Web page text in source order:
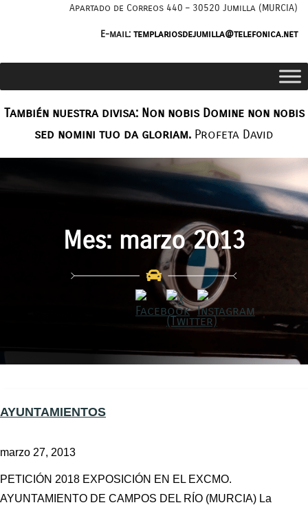
Apartado de Correos 440 – 30520 Jumilla (MURCIA)
E-mail: templariosdejumilla@telefonica.net
También nuestra divisa: Non nobis Domine non nobis
sed nomini tuo da gloriam. Profeta David
Mes: marzo 2013
AYUNTAMIENTOS
marzo 27, 2013
PETICIÓN 2018 EXPOSICIÓN EN EL EXCMO.
AYUNTAMIENTO DE CAMPOS DEL RÍO (MURCIA) La